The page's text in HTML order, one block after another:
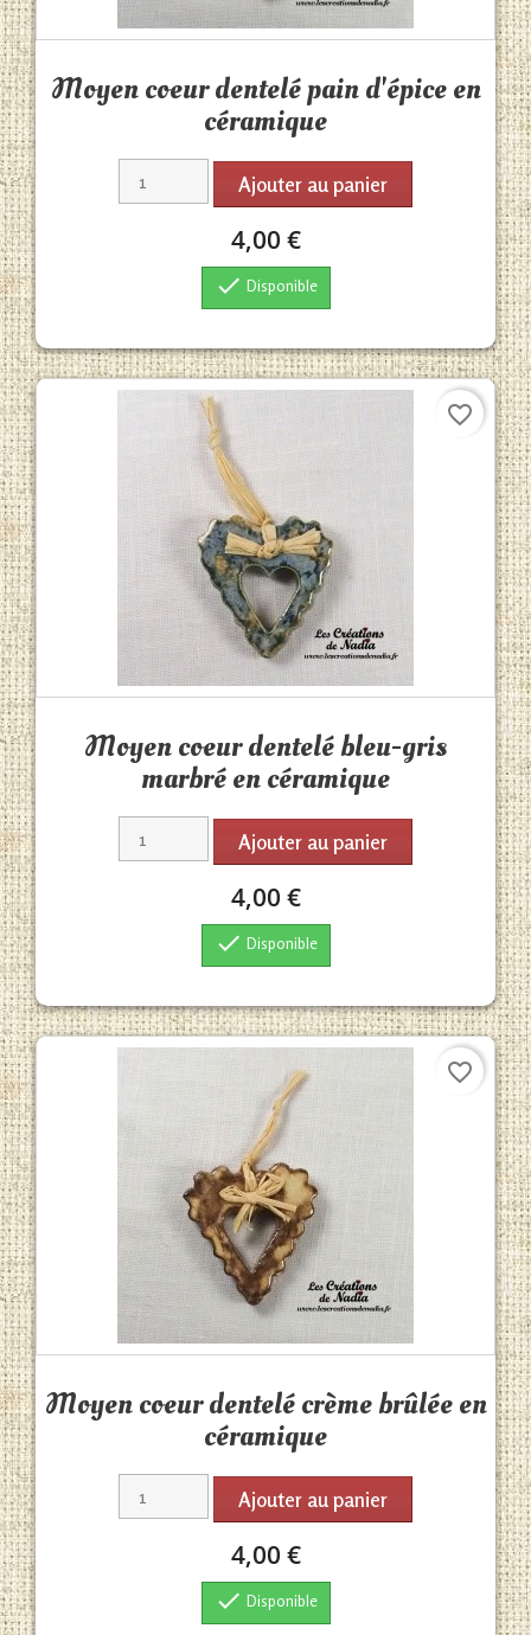
Moyen coeur dentelé pain d'épice en
céramique
Ajouter au panier
4,00 €
 Disponible
Moyen coeur dentelé bleu-gris
marbré en céramique
Ajouter au panier
4,00 €
 Disponible
favorite_border
Moyen coeur dentelé crème brûlée en
céramique
Ajouter au panier
4,00 €
 Disponible
favorite_border